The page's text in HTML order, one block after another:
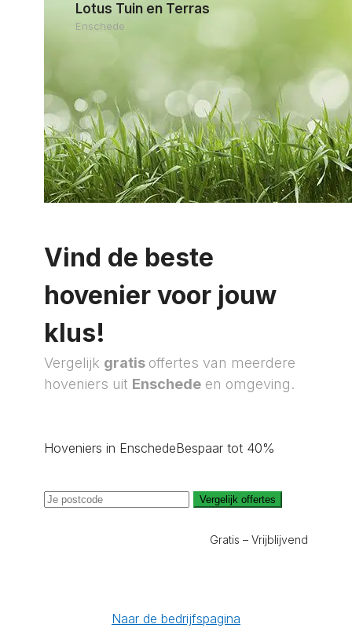
Lotus Tuin en Terras
Enschede
Vind de beste
hovenier voor jouw
klus!
Vergelijk gratis offertes van meerdere
hoveniers uit Enschede en omgeving.
Hoveniers in EnschedeBespaar tot 40%
Vergelijk offertes
Gratis – Vrijblijvend
Naar de bedrijfspagina